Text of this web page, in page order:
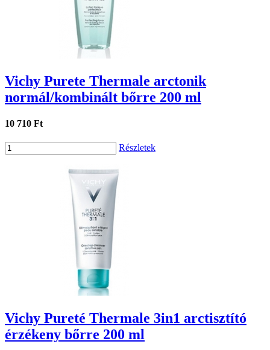
Vichy Purete Thermale arctonik
normál/kombinált bőrre 200 ml
10 710 Ft
Részletek
Vichy Pureté Thermale 3in1 arctisztító
érzékeny bőrre 200 ml